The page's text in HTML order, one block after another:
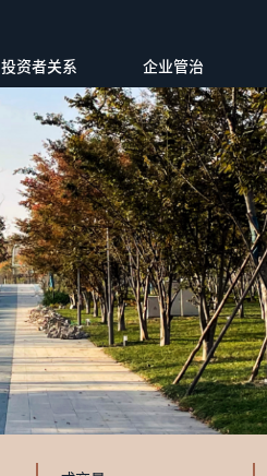
投资者关系 企业管治